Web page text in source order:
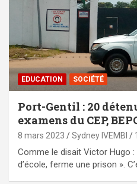
EDUCATION SOCIÉTÉ
Port-Gentil : 20
examens du CEP,
8 mars 2023 Sydney IVEMBI
Comme le disait Victor Hugo
d’école, ferme une prison ».